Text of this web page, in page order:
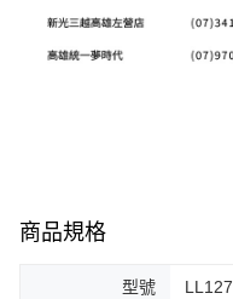
商品規格
型號 LL127